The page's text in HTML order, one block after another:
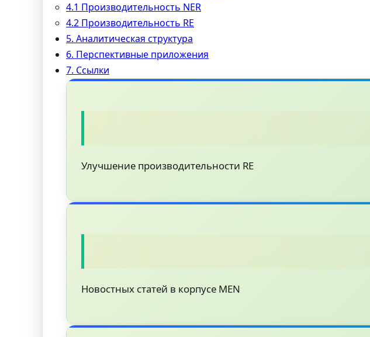
4.1 Производительность NER
4.2 Производительность RE
5. Аналитическая структура
6. Перспективные приложения
7. Ссылки
Улучшение производительности RE
Новостных статей в корпусе MEN